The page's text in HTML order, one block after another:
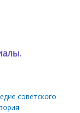
советского